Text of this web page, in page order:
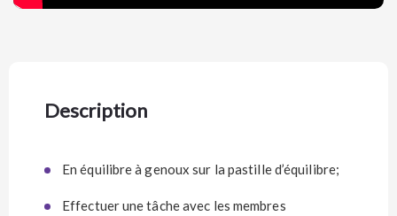
Description
En équilibre à genoux sur la pastille d’équilibre;
Effectuer une tâche avec les membres